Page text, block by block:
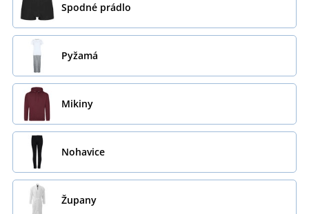
Spodné prádlo
Pyžamá
Mikiny
Nohavice
Župany